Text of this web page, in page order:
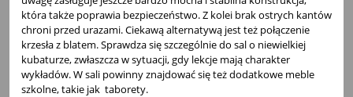
która także poprawia bezpieczeństwo. Z kolei brak ostrych kantów
chroni przed urazami. Ciekawą alternatywą jest też połączenie
krzesła z blatem. Sprawdza się szczególnie do sal o niewielkiej
kubaturze, zwłaszcza w sytuacji, gdy lekcje mają charakter
wykładów. W sali powinny znajdować się też dodatkowe meble
szkolne, takie jak taborety.